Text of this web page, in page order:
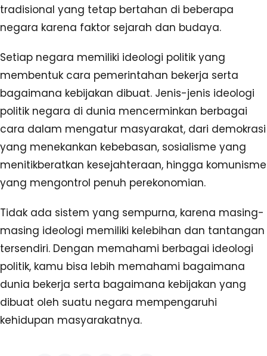
tradisional yang tetap bertahan di beberapa
negara karena faktor sejarah dan budaya.
Setiap negara memiliki ideologi politik yang
membentuk cara pemerintahan bekerja serta
bagaimana kebijakan dibuat. Jenis-jenis ideologi
politik negara di dunia mencerminkan berbagai
cara dalam mengatur masyarakat, dari demokrasi
yang menekankan kebebasan, sosialisme yang
menitikberatkan kesejahteraan, hingga komunisme
yang mengontrol penuh perekonomian.
Tidak ada sistem yang sempurna, karena masing-
masing ideologi memiliki kelebihan dan tantangan
tersendiri. Dengan memahami berbagai ideologi
politik, kamu bisa lebih memahami bagaimana
dunia bekerja serta bagaimana kebijakan yang
dibuat oleh suatu negara mempengaruhi
kehidupan masyarakatnya.